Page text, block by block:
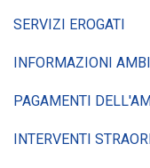
SERVIZI EROGATI
INFORMAZIONI
PAGAMENTI
INTERVENTI